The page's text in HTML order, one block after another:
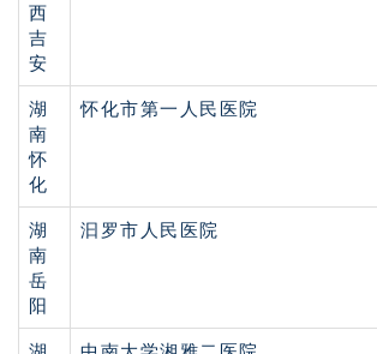
西
吉
安
湖
南
怀
化
怀化市第一人民医院
湖
南
岳
阳
汩罗市人民医院